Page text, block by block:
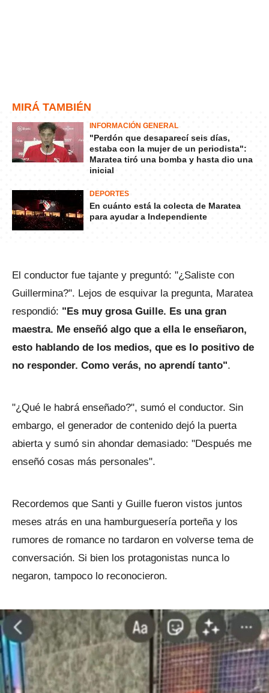
MIRÁ TAMBIÉN
INFORMACIÓN GENERAL
"Perdón que desaparecí seis días,
estaba con la mujer de un periodista":
Maratea tiró una bomba y hasta dio una
inicial
DEPORTES
En cuánto está la colecta de Maratea
para ayudar a Independiente
El conductor fue tajante y preguntó: "¿Saliste con
Guillermina?". Lejos de esquivar la pregunta, Maratea
respondió: "Es muy grosa Guille. Es una gran
maestra. Me enseñó algo que a ella le enseñaron,
esto hablando de los medios, que es lo positivo de
no responder. Como verás, no aprendí tanto".
"¿Qué le habrá enseñado?", sumó el conductor. Sin
embargo, el generador de contenido dejó la puerta
abierta y sumó sin ahondar demasiado: "Después me
enseñó cosas más personales".
Recordemos que Santi y Guille fueron vistos juntos
meses atrás en una hamburguesería porteña y los
rumores de romance no tardaron en volverse tema de
conversación. Si bien los protagonistas nunca lo
negaron, tampoco lo reconocieron.